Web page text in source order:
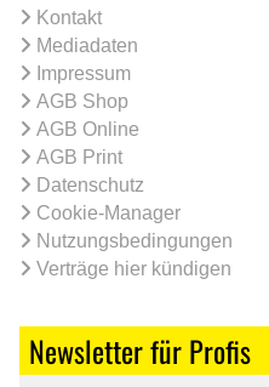
Kontakt
Mediadaten
Impressum
AGB Shop
AGB Online
AGB Print
Datenschutz
Cookie-Manager
Nutzungsbedingungen
Verträge hier kündigen
Newsletter für Profis